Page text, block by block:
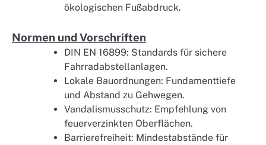
ökologischen Fußabdruck.
Normen und Vorschriften
DIN EN 16899: Standards für sichere
Fahrradabstellanlagen.
Lokale Bauordnungen: Fundamenttiefe
und Abstand zu Gehwegen.
Vandalismusschutz: Empfehlung von
feuerverzinkten Oberflächen.
Barrierefreiheit: Mindestabstände für